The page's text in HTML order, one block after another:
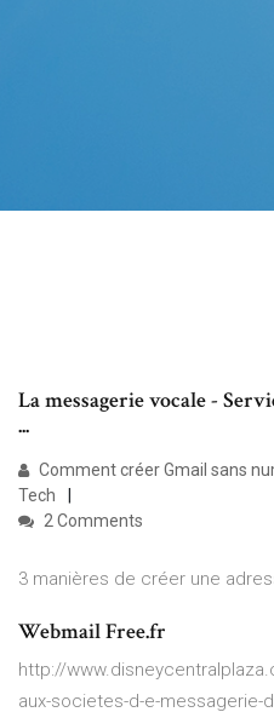
La messagerie vocale -
...
Comment créer Gmail sans
Tech
2 Comments
3 manières de créer une
Webmail Free.fr
http://
aux-societes-d-e-messagerie-